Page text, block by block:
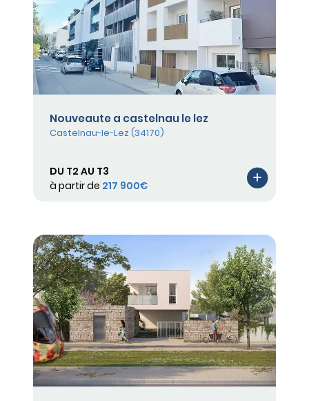
Nouveaute a castelnau le lez
Castelnau-le-Lez (34170)
DU T2 AU T3
à partir de 217 900€